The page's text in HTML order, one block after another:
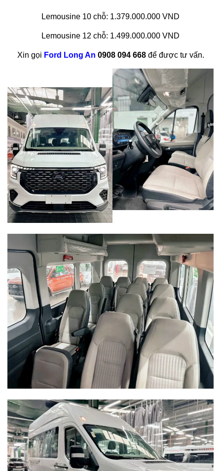
Lemousine 10 chỗ: 1.379.000.000 VND
Lemousine 12 chỗ: 1.499.000.000 VND
Xin gọi Ford Long An 0908 094 668để được tư vấn.